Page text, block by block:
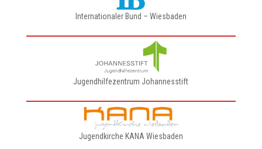
Internationaler Bund – Wiesbaden
Jugendhilfezentrum Johannesstift
Jugendkirche KANA Wiesbaden